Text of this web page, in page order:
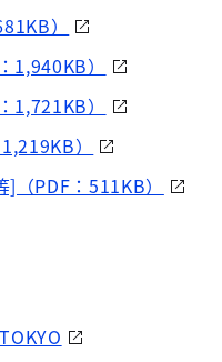
）
）
）
）
PDF：511KB）